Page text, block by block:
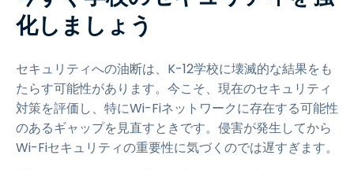
化しましょう
セキュリティへの油断は、K-12学校に壊滅的な結果をも
たらす可能性があります。今こそ、現在のセキュリティ
対策を評価し、特にWi-Fiネットワークに存在する可能性
のあるギャップを見直すときです。侵害が発生してから
Wi-Fiセキュリティの重要性に気づくのでは遅すぎます。